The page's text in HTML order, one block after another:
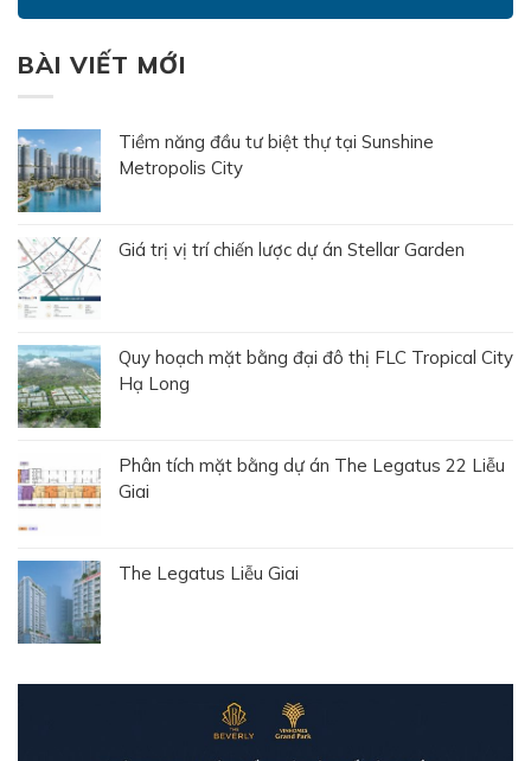
BÀI VIẾT MỚI
Tiềm năng đầu tư biệt thự tại Sunshine
Metropolis City
Giá trị vị trí chiến lược dự án Stellar Garden
Quy hoạch mặt bằng đại đô thị FLC Tropical City
Hạ Long
Phân tích mặt bằng dự án The Legatus 22 Liễu
Giai
The Legatus Liễu Giai